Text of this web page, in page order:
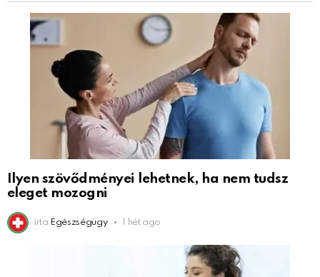
Ilyen szövődményei lehetnek, ha nem tudsz
eleget mozogni
írta Egészségügy 1 hét ago